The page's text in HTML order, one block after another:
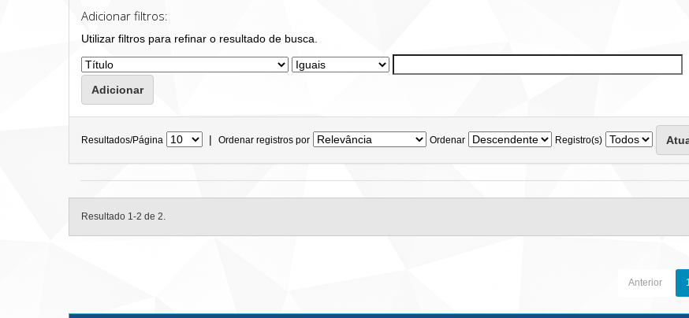
Adicionar filtros:
Utilizar filtros para refinar o resultado de busca.
Resultados/Página | Ordenar registros por Ordenar Registro(s)
Resultado 1-2 de 2.
Anterior